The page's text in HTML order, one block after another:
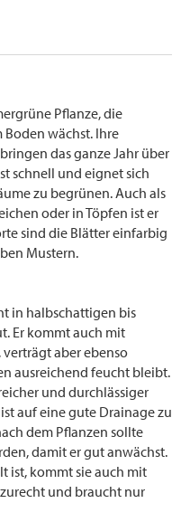
Pflanze, die
wächst. Ihre
das ganze Jahr über
schnell und eignet sich
zu begrünen. Auch als
oder in Töpfen ist er
sind die Blätter einfarbig
Mustern.
in halbschattigen bis
Er kommt auch mit
aber ebenso
ausreichend feucht bleibt.
und durchlässiger
auf eine gute Drainage zu
dem Pflanzen sollte
damit er gut anwächst.
ist, kommt sie auch mit
und braucht nur